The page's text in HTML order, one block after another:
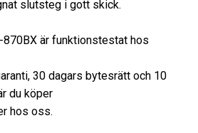
slutsteg i gott skick.
är funktionstestat hos
30 dagars bytesrätt och 10
du köper
hos oss.